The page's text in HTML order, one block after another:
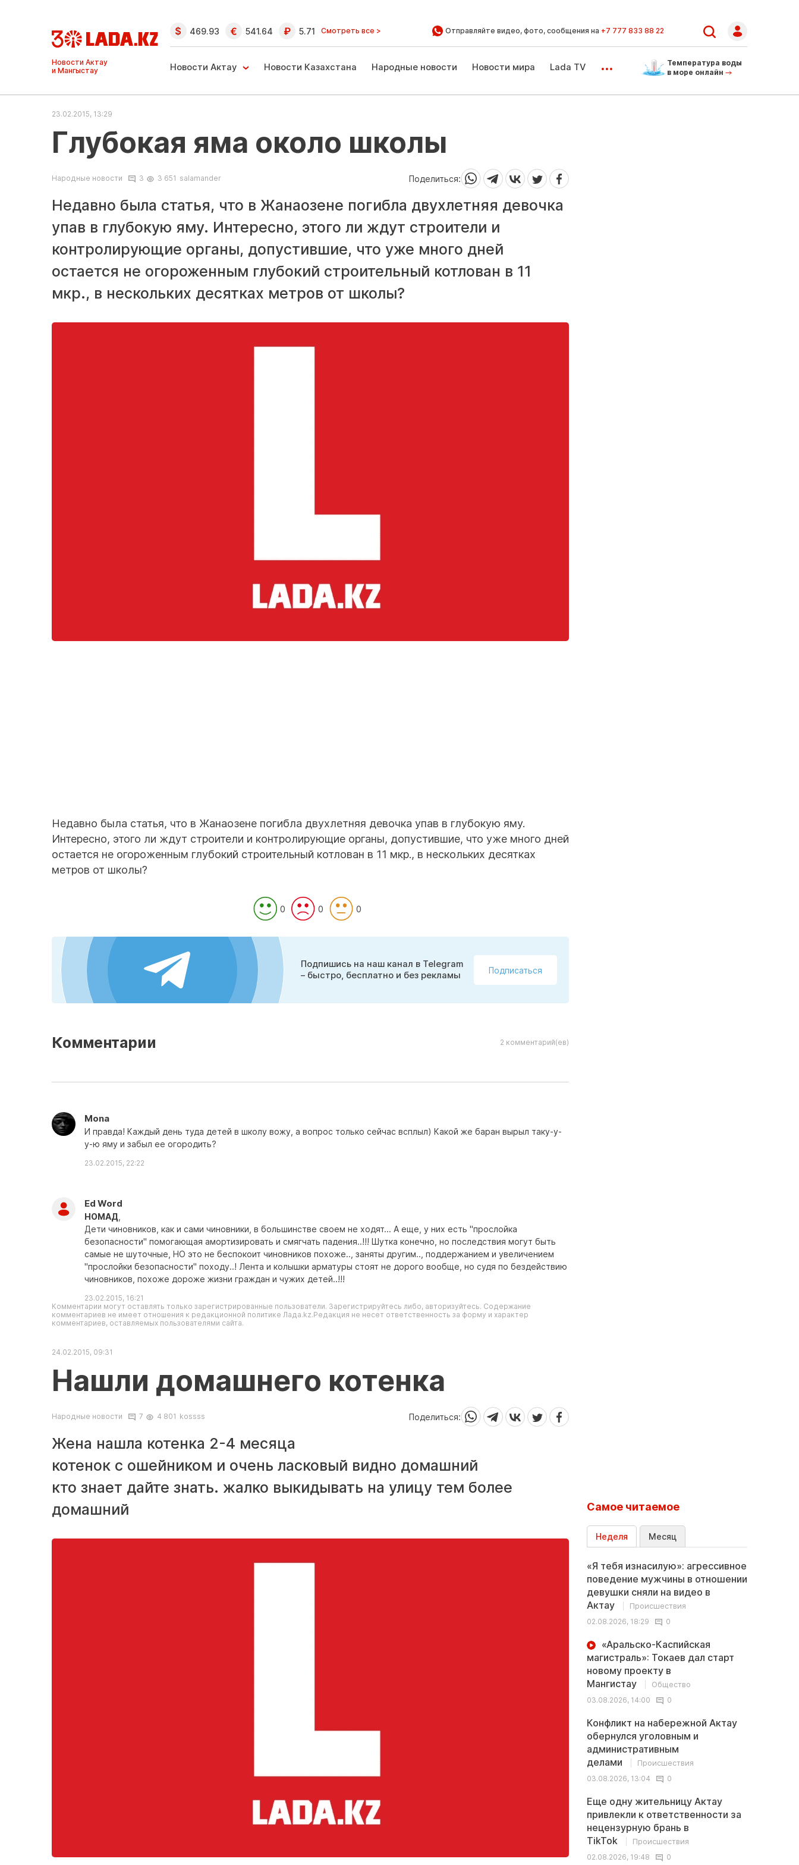
Ақтау және
Манғыстау
жаңалықтары
469.93 541.64 5.71 Смотреть все > Отправляйте видео, фото, сообщения на +7 777 833 88 22
Новости Актау Новости Казахстана Народные новости Новости мира Lada TV ...
Температура воды
в море онлайн
23.02.2015, 13:29
Глубокая яма около школы
Народные новости 3 3 651 salamander Поделиться:
Недавно была статья, что в Жанаозене погибла двухлетняя девочка
упав в глубокую яму. Интересно, этого ли ждут строители и
контролирующие органы, допустившие, что уже много дней
остается не огороженным глубокий строительный котлован в 11
мкр., в нескольких десятках метров от школы?
Недавно была статья, что в Жанаозене погибла двухлетняя девочка упав в глубокую яму.
Интересно, этого ли ждут строители и контролирующие органы, допустившие, что уже много дней
остается не огороженным глубокий строительный котлован в 11 мкр., в нескольких десятках
метров от школы?
0 0 0
Подпишись на наш канал в Telegram
– быстро, бесплатно и без рекламы
Подписаться
Комментарии 2 комментарий(ев)
Mona
И правда! Каждый день туда детей в школу вожу, а вопрос только сейчас всплыл) Какой же баран вырыл таку-у-
у-ю яму и забыл ее огородить?
23.02.2015, 22:22
Ed Word
НОМАД
Дети чиновников, как и сами чиновники, в большинстве своем не ходят... А еще, у них есть "прослойка
безопасности" помогающая амортизировать и смягчать падения..!!! Шутка конечно, но последствия могут быть
самые не шуточные, НО это не беспокоит чиновников похоже.., заняты другим.., поддержанием и увеличением
"прослойки безопасности" походу..! Лента и колышки арматуры стоят не дорого вообще, но судя по бездействию
чиновников, похоже дороже жизни граждан и чужих детей..!!!
23.02.2015, 16:21
Комментарии могут оставлять только зарегистрированные пользователи. Зарегистрируйтесь либо, авторизуйтесь. Содержание
комментариев не имеет отношения к редакционной политике Лада.kz.Редакция не несет ответственность за форму и характер
комментариев, оставляемых пользователями сайта.
24.02.2015, 09:31
Нашли домашнего котенка
Народные новости 7 4 801 kossss Поделиться:
Жена нашла котенка 2-4 месяца
котенок с ошейником и очень ласковый видно домашний
кто знает дайте знать. жалко выкидывать на улицу тем более
домашний
Самое читаемое
Неделя Месяц
«Я тебя изнасилую»: агрессивное
поведение мужчины в отношении
девушки сняли на видео в
Актау
Происшествия
02.08.2026, 18:29
0
«Аральско-Каспийская
магистраль»: Токаев дал старт
новому проекту в
Мангистау
Общество
03.08.2026, 14:00
0
Конфликт на набережной Актау
обернулся уголовным и
административным
делами
Происшествия
03.08.2026, 13:04
0
Еще одну жительницу Актау
привлекли к ответственности за
нецензурную брань в
TikTok
Происшествия
02.08.2026, 19:48
0